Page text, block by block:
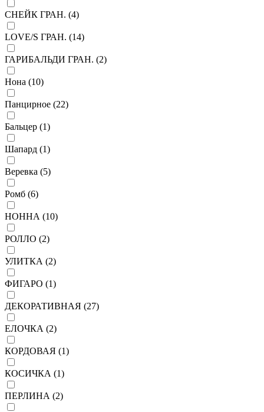
СНЕЙК ГРАН. (4)
LOVE/S ГРАН. (14)
ГАРИБАЛЬДИ ГРАН. (2)
Нона (10)
Панцирное (22)
Бальцер (1)
Шапард (1)
Веревка (5)
Ромб (6)
НОННА (10)
РОЛЛО (2)
УЛИТКА (2)
ФИГАРО (1)
ДЕКОРАТИВНАЯ (27)
ЕЛОЧКА (2)
КОРДОВАЯ (1)
КОСИЧКА (1)
ПЕРЛИНА (2)